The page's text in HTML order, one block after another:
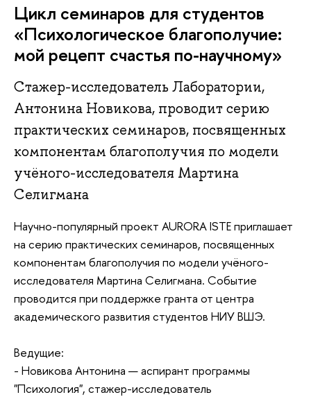
Цикл семинаров для студентов
«Психологическое благополучие:
мой рецепт счастья по-научному»
Стажер-исследователь Лаборатории,
Антонина Новикова, проводит серию
практических семинаров, посвященных
компонентам благополучия по модели
учёного-исследователя Мартина
Селигмана
Научно-популярный проект AURORA ISTE приглашает
на серию практических семинаров, посвященных
компонентам благополучия по модели учёного-
исследователя Мартина Селигмана. Событие
проводится при поддержке гранта от центра
академического развития студентов НИУ ВШЭ.
Ведущие:
- Новикова Антонина — аспирант программы
"Психология", стажер-исследователь